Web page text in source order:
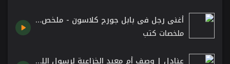
أغنى رجل في بابل جورج كلاسون - ملخص الكتاب #كتب_الثقافة_المالية كتاب مسموع تنمية بشرية
ملخصات كتب
عنادل | وصف أم معبد الخزاعية لرسول الله صلى الله عليه وسلم